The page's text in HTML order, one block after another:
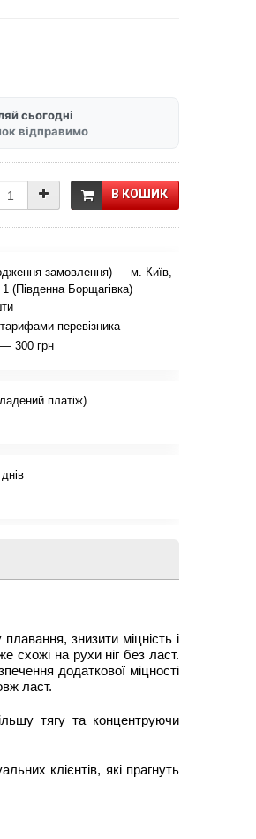
сьогодні
відправимо
В КОШИК
замовлення) — м. Київ,
(Південна Борщагівка)
перевізника
300 грн
платіж)
знизити міцність і
схожі на рухи ніг без ласт.
додаткової міцності
ласт.
тягу та концентруючи
клієнтів, які прагнуть